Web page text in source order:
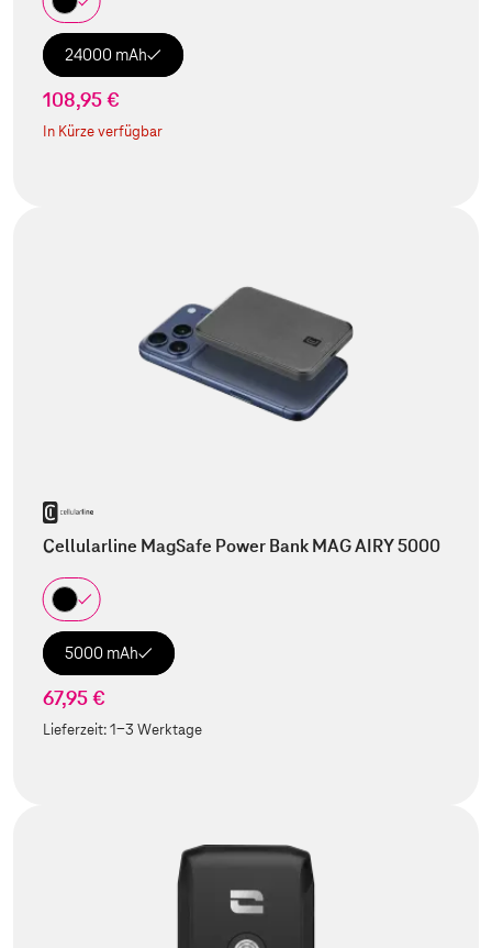
24000 mAh
108,95 €
In Kürze verfügbar
Cellularline MagSafe Power Bank MAG AIRY 5000
5000 mAh
67,95 €
Lieferzeit:1-3 Werktage